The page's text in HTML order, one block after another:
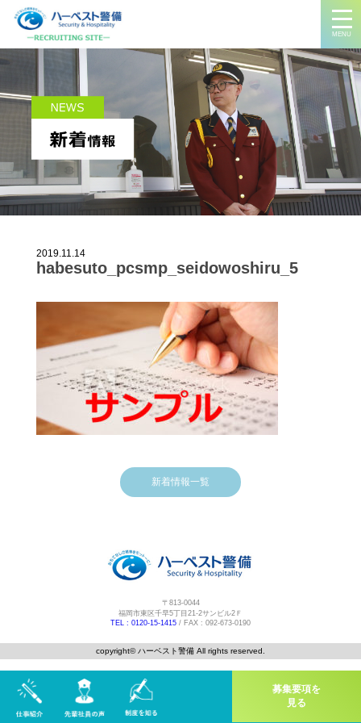
MENU
2019.11.14
habesuto_pcsmp_seidowoshiru_5
新着情報一覧
〒813-0044
福岡市東区千早5丁目21-2サンビル2Ｆ
TEL : 0120-15-1415 / FAX : 092-673-0190
copyright©️ ハーベスト警備 All rights reserved.
募集要項を
見る